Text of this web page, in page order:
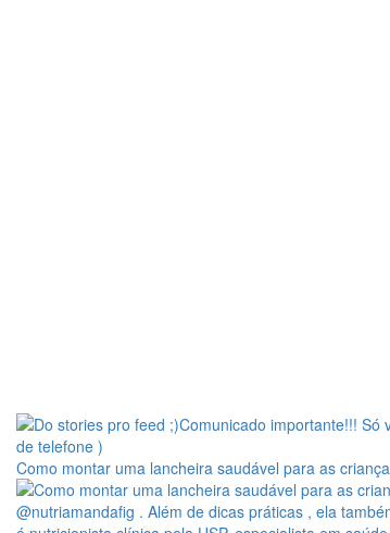
Como montar uma lancheira saudável para as criança